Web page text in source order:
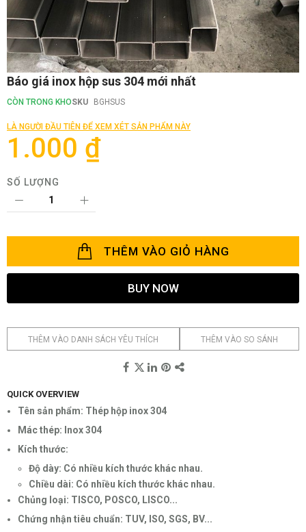
Chuyển
phần
của
thư
hình
Báo giá inox hộp sus 304 mới nhất
CÒN TRONG KHOSKU BGHSUS
LÀ NGƯỜI ĐẦU TIÊN ĐỂ XEM XÉT SẢN PHẨM NÀY
1.000 ₫
SỐ LƯỢNG
THÊM VÀO GIỎ HÀNG
BUY NOW
THÊM VÀO DANH SÁCH YÊU THÍCH THÊM VÀO SO SÁNH
QUICK OVERVIEW
Tên sản phẩm: Thép hộp inox 304
Mác thép: Inox 304
Kích thước:
Độ dày: Có nhiều kích thước khác nhau.
Chiều dài: Có nhiều kích thước khác nhau.
Chủng loại: TISCO, POSCO, LISCO...
Chứng nhận tiêu chuẩn: TUV, ISO, SGS, BV...